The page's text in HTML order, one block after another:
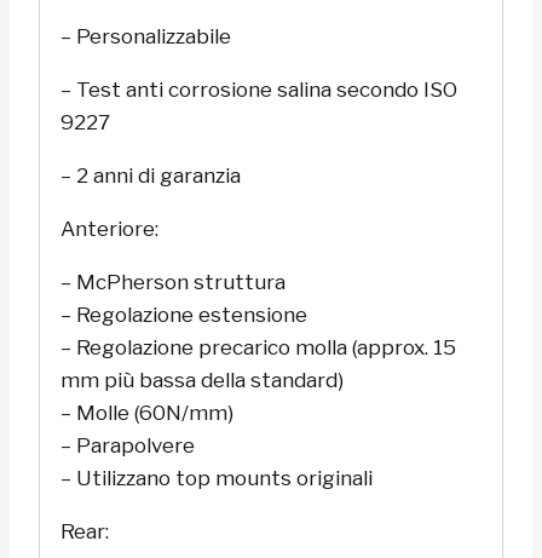
– Personalizzabile
– Test anti corrosione salina secondo ISO
9227
– 2 anni di garanzia
Anteriore:
– McPherson struttura
– Regolazione estensione
– Regolazione precarico molla (approx. 15
mm più bassa della standard)
– Molle (60N/mm)
– Parapolvere
– Utilizzano top mounts originali
Rear: